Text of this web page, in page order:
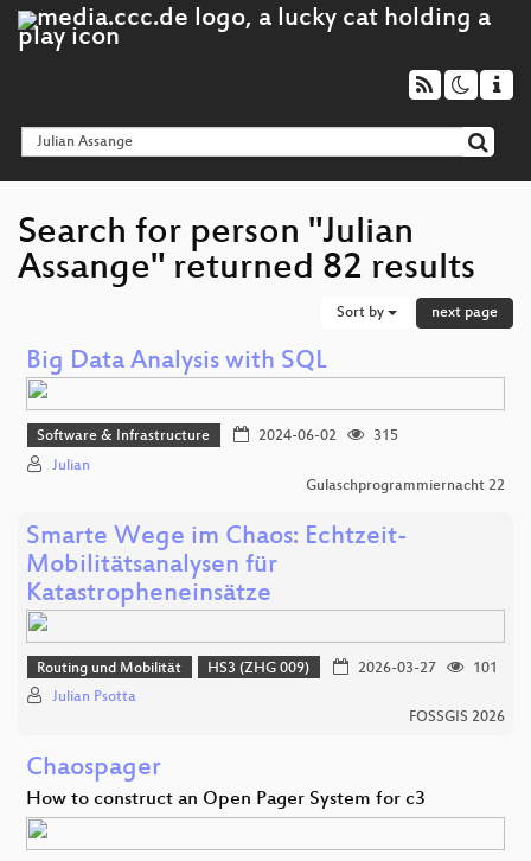
Search for person "Julian
Assange" returned 82 results
Sort by next page
Big Data Analysis with SQL
Software & Infrastructure 2024-06-02
315
Julian
Gulaschprogrammiernacht 22
Smarte Wege im Chaos: Echtzeit-
Mobilitätsanalysen für
Katastropheneinsätze
Routing und Mobilität HS3 (ZHG 009) 2026-03-27
101
Julian Psotta
FOSSGIS 2026
Chaospager
How to construct an Open Pager System for c3